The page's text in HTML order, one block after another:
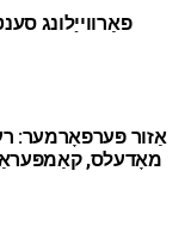
פאַרווייַלונג
מאָדעלס,